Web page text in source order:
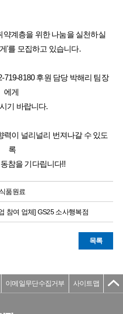
계층을 위한 나눔을 실천하실
'를 모집하고 있습니다.
719-8180 후원 담당 박해리 팀장
에게
기 바랍니다.
력이 널리널리 번져나갈 수 있도
록
참을 기다립니다!!
품원료
참여 업체] GS25 소사행복점
목록
이메일무단수집거부 사이트맵